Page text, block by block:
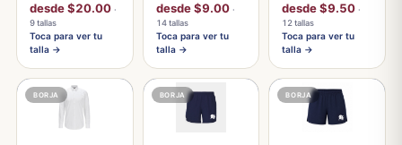
desde $20.00 ·
9 tallas
Toca para ver tu
talla →
desde $9.00 ·
14 tallas
Toca para ver tu
talla →
desde $9.50 ·
12 tallas
Toca para ver tu
talla →
BORJA BORJA BORJA